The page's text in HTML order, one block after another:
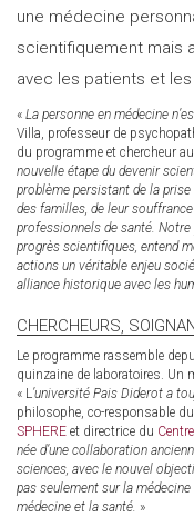
une médecine
scientifiquement mais
avec les patients et
« La personne en médecine
Villa, professeur de
du programme et chercheur au
nouvelle étape du devenir
problème persistant de la
des familles, de leur
professionnels de santé. Notre
progrès scientifiques, entend
actions un véritable enjeu
alliance historique avec les
CHERCHEURS,
Le programme rassemble
quinzaine de laboratoires. Un
« L’université Pais Diderot a
philosophe, co-responsable
SPHERE et directrice du
née d’une collaboration
sciences, avec le nouvel
pas seulement sur la
médecine et la santé. »